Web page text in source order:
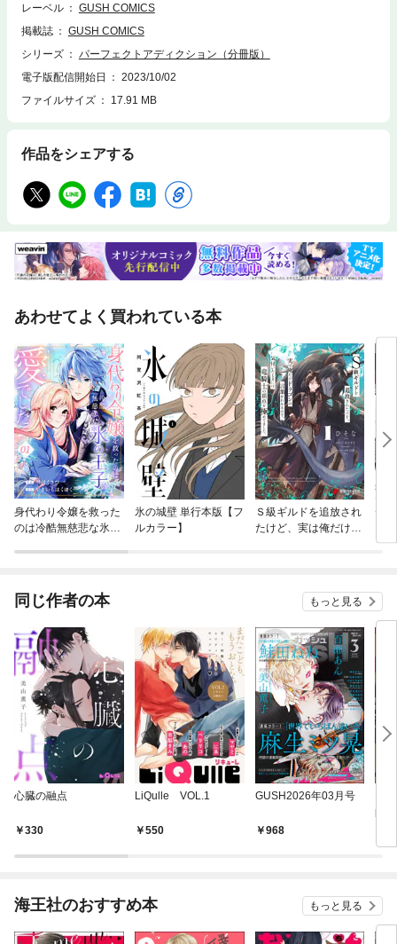
ご注意ください。
レーベル
GUSH COMICS
掲載誌
GUSH COMICS
シリーズ
パーフェクトアディクション（分冊版）
電子版配信開始日
2023/10/02
ファイルサイズ
17.91 MB
作品をシェアする
あわせてよく買われている本
身代わり令嬢を救った
のは冷酷無慈悲な氷の
氷の城壁 単行本版【フ
ルカラー】
Ｓ級ギルドを追放され
たけど、実は俺だけド
てました。
デ
同じ作者の本 もっと見る
心臓の融点
330
LiQulle VOL.1
550
GUSH2026年03月号
968
海王社のおすすめ本 もっと見る